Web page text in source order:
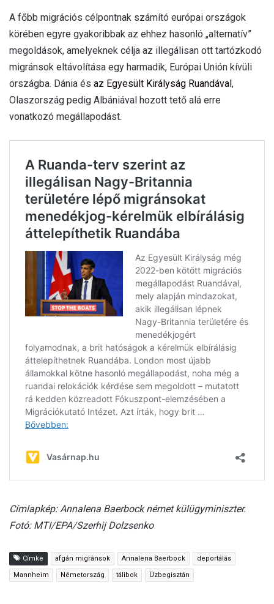
A főbb migrációs célpontnak számító európai országok
körében egyre gyakoribbak az ehhez hasonló „alternatív”
megoldások, amelyeknek célja az illegálisan ott tartózkodó
migránsok eltávolítása egy harmadik, Európai Unión kívüli
országba. Dánia és az Egyesült Királyság Ruandával,
Olaszország pedig Albániával hozott tető alá erre
vonatkozó megállapodást.
Címlapkép: Annalena Baerbock német külügyminiszter.
Fotó: MTI/EPA/Szerhij Dolzsenko
Címke afgán migránsok Annalena Baerbock deportálás
Mannheim Németország tálibok Üzbegisztán